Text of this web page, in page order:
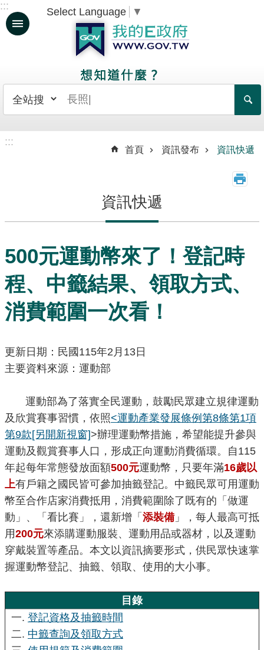
跳到主要內容區塊
常
生
資
訊
發
布
本
站
E-
GOV
智
能
小
幫
手
電
腦
版
::: Select Language ▼
:::
首頁 資訊發布 資訊快遞
資訊快遞
500元運動幣來了！登記時
程、中籤結果、領取方式、
消費範圍一次看！
更新日期：民國115年2月13日
主要資料來源：運動部
運動部為了落實全民運動，鼓勵民眾建立規律運動
及欣賞賽事習慣，依照<運動產業發展條例第8條第1項
第9款[另開新視窗]>辦理運動幣措施，希望能提升參與
運動及觀賞賽事人口，形成正向運動消費循環。自115
年起每年常態發放面額500元運動幣，只要年滿16歲以
上有戶籍之國民皆可參加抽籤登記。中籤民眾可用運動
幣至合作店家消費抵用，消費範圍除了既有的「做運
動」、「看比賽」，還新增「 添裝備 」，每人最高可抵
用200元來添購運動服裝、運動用品或器材，以及運動
穿戴裝置等產品。本文以資訊摘要形式，供民眾快速掌
握運動幣登記、抽籤、領取、使用的大小事。
目錄
一. 登記資格及抽籤時間
二. 中籤查詢及領取方式